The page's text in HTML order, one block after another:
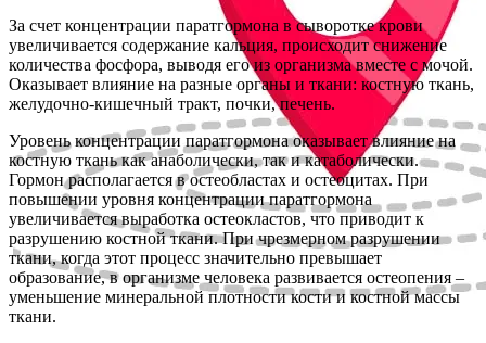
За счет концентрации паратгормона в сыворотке крови
увеличивается содержание кальция, происходит снижение
количества фосфора, выводя его из организма вместе с мочой.
Оказывает влияние на разные органы и ткани: костную ткань,
желудочно-кишечный тракт, почки, печень.
Уровень концентрации паратгормона оказывает влияние на
костную ткань как анаболически, так и катаболически.
Гормон располагается в остеобластах и остеоцитах. При
повышении уровня концентрации паратгормона
увеличивается выработка остеокластов, что приводит к
разрушению костной ткани. При чрезмерном разрушении
ткани, когда этот процесс значительно превышает
образование, в организме человека развивается остеопения –
уменьшение минеральной плотности кости и костной массы
ткани.